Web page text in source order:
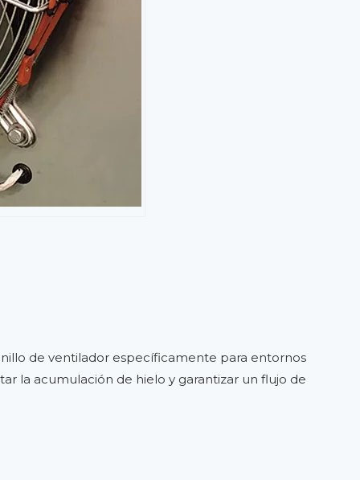
de ventilador específicamente para entornos
la acumulación de hielo y garantizar un flujo de